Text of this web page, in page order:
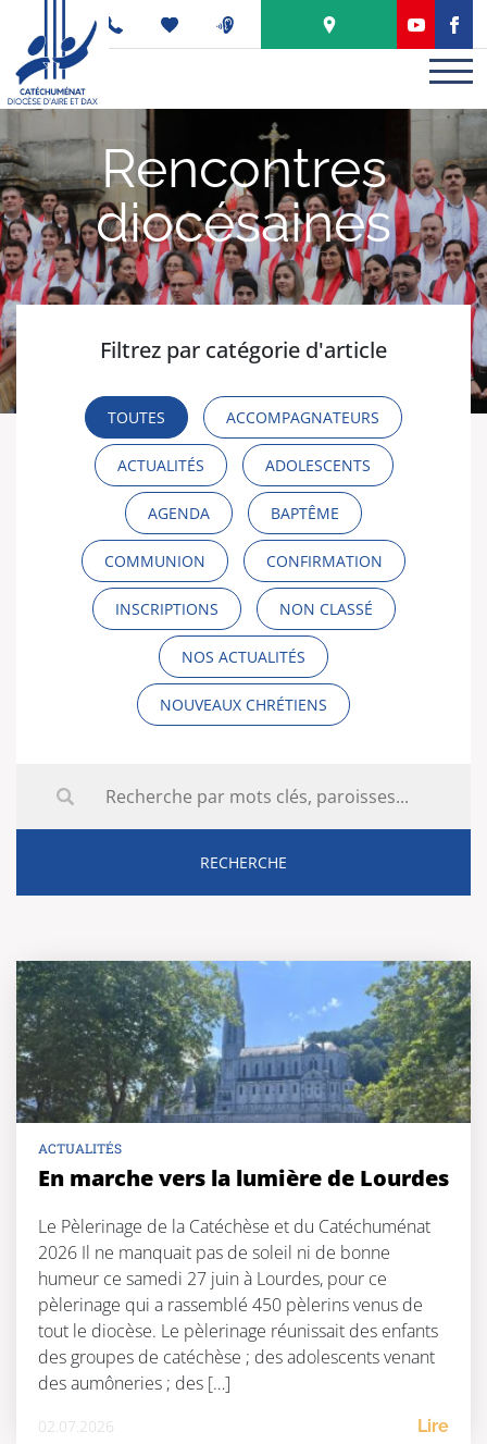
Rencontres
diocésaines
Filtrez par catégorie d'article
TOUTES ACCOMPAGNATEURS
ACTUALITÉS ADOLESCENTS
AGENDA BAPTÊME
COMMUNION CONFIRMATION
INSCRIPTIONS NON CLASSÉ
NOS ACTUALITÉS
NOUVEAUX CHRÉTIENS
ACTUALITÉS
En marche vers la lumière de Lourdes
Le Pèlerinage de la Catéchèse et du Catéchuménat
2026 Il ne manquait pas de soleil ni de bonne
humeur ce samedi 27 juin à Lourdes, pour ce
pèlerinage qui a rassemblé 450 pèlerins venus de
tout le diocèse. Le pèlerinage réunissait des enfants
des groupes de catéchèse ; des adolescents venant
des aumôneries ; des […]
02.07.2026 Lire
Panneau de gestion des cookies